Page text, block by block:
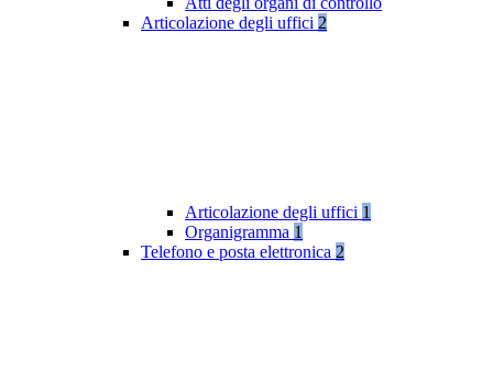
Articolazione degli uffici 2
Articolazione degli uffici 1
Organigramma 1
Telefono e posta elettronica 2